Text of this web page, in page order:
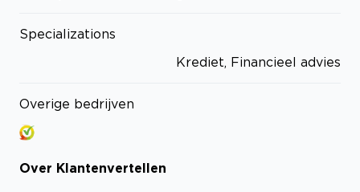
Specializations
Krediet, Financieel advies
Overige bedrijven
Over Klantenvertellen